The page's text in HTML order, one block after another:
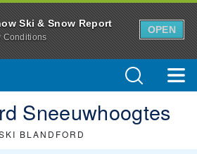
Ski & Snow Report
Conditions
OPEN
Sneeuwhoogtes
BLANDFORD